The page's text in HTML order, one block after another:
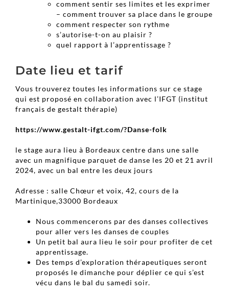
comment sentir ses limites et les exprimer
– comment trouver sa place dans le groupe
comment respecter son rythme
s’autorise-t-on au plaisir ?
quel rapport à l’apprentissage ?
Date lieu et tarif
Vous trouverez toutes les informations sur ce stage
qui est proposé en collaboration avec l’IFGT (institut
français de gestalt thérapie)
https://www.gestalt-ifgt.com/?Danse-folk
le stage aura lieu à Bordeaux centre dans une salle
avec un magnifique parquet de danse les 20 et 21 avril
2024, avec un bal entre les deux jours
Adresse : salle Chœur et voix, 42, cours de la
Martinique,33000 Bordeaux
Nous commencerons par des danses collectives
pour aller vers les danses de couples
Un petit bal aura lieu le soir pour profiter de cet
apprentissage.
Des temps d’exploration thérapeutiques seront
proposés le dimanche pour déplier ce qui s’est
vécu dans le bal du samedi soir.